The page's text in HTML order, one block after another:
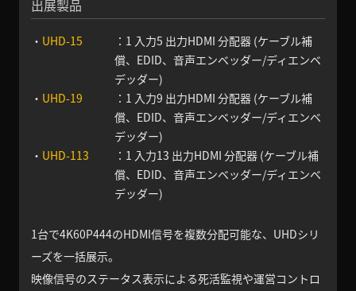
出展製品
・ UHD-15
：1 入力5 出力HDMI 分配器 (ケーブル補
償、EDID、音声エンベッダー/ディエンベ
デッダー)
・ UHD-19
：1 入力9 出力HDMI 分配器 (ケーブル補
償、EDID、音声エンベッダー/ディエンベ
デッダー)
・ UHD-113
：1 入力13 出力HDMI 分配器 (ケーブル補
償、EDID、音声エンベッダー/ディエンベ
デッダー)
1台で4K60P444のHDMI信号を複数分配可能な、UHDシリ
ーズを一括展示。
映像信号のステータス表示による死活監視や運営コントロ